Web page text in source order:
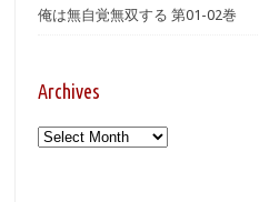
俺は無自覚無双する 第01-02巻
Archives
Archives